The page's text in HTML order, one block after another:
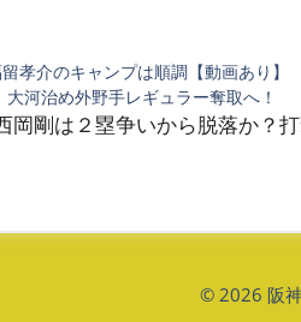
孝介のキャンプは順調【動画あり】
河治め外野手レギュラー奪取へ！
岡剛は２塁争いから脱落か？
© 2026 阪